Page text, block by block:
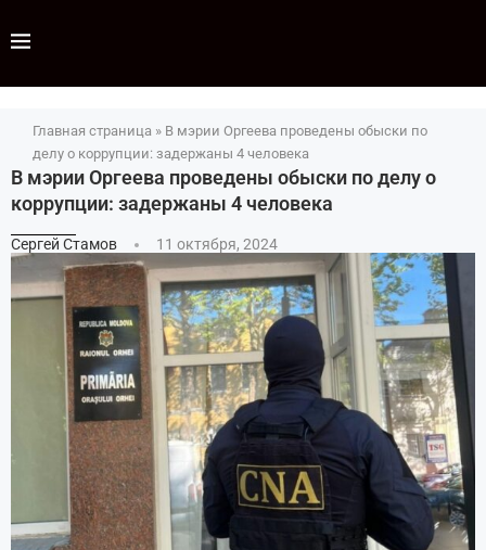
Главная страница » В мэрии Оргеева проведены обыски по
делу о коррупции: задержаны 4 человека
В мэрии Оргеева проведены обыски по делу о
коррупции: задержаны 4 человека
Сергей Стамов 11 октября, 2024